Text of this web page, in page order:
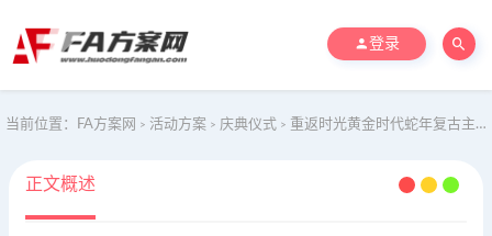
登录
当前位置： FA方案网 > 活动方案 > 庆典仪式 > 重返时光黄金时代蛇年复古主题年会地产答谢晚宴活动策划方案
正文概述